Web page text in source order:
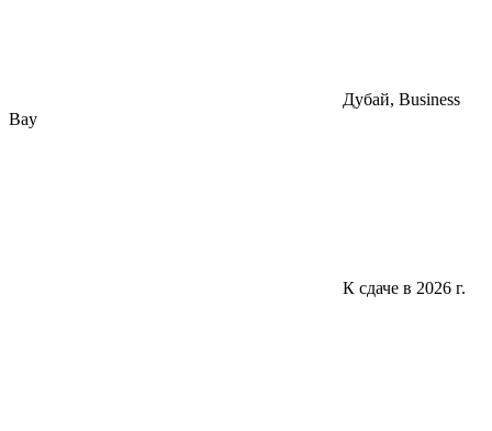
Дубай, Business
Bay
К сдаче в 2026 г.